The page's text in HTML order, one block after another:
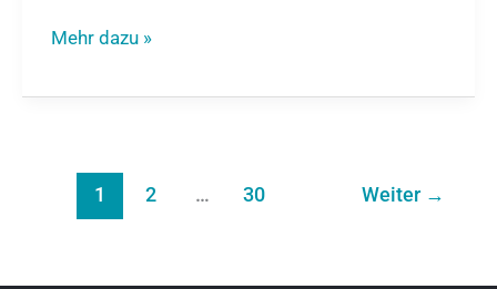
Mehr dazu »
1 2 … 30 Weiter →